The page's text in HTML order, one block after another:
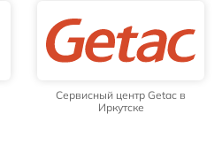
Сервисный центр Getac в
Иркутске